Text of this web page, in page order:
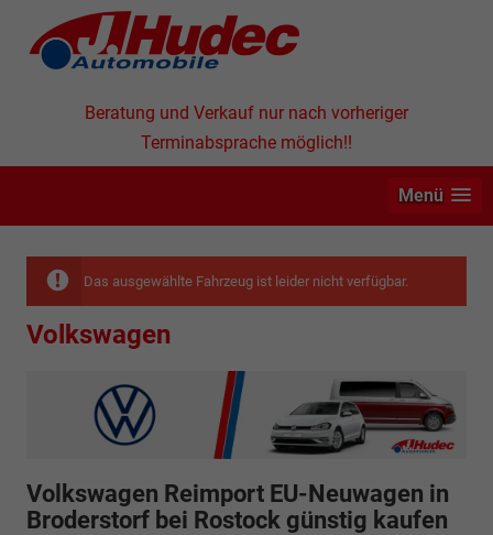
Beratung und Verkauf nur nach vorheriger
Terminabsprache möglich!!
Menü
Das ausgewählte Fahrzeug ist leider nicht verfügbar.
Volkswagen
Volkswagen Reimport EU-Neuwagen in
Broderstorf bei Rostock günstig kaufen